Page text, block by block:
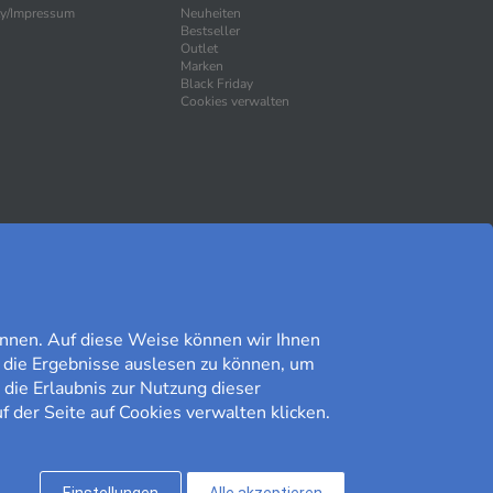
Impressum
Neuheiten
Bestseller
Outlet
Marken
Black Friday
Cookies verwalten
Kundomdöme på Prisjakt
Auf diese Weise können wir Ihnen
Ergebnisse auslesen zu können, um
Erlaubnis zur Nutzung dieser
Seite auf Cookies verwalten klicken.